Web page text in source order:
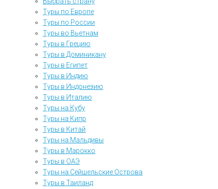
Туры по Европе
Туры по России
Туры во Вьетнам
Туры в Грецию
Туры в Доминикану
Туры в Египет
Туры в Индию
Туры в Индонезию
Туры в Италию
Туры на Кубу
Туры на Кипр
Туры в Китай
Туры на Мальдивы
Туры в Марокко
Туры в ОАЭ
Туры на Сейшельские Острова
Туры в Таиланд